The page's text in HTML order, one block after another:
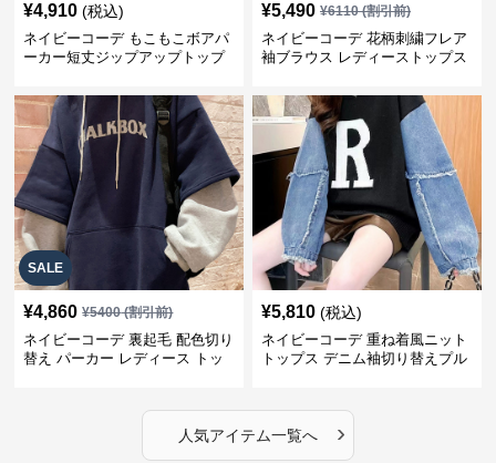
¥4,910 (税込)
ネイビーコーデ もこもこボアパ
ーカー短丈ジップアップトップ
¥5,490 ¥6110(割引前)
ネイビーコーデ 花柄刺繍フレア
袖ブラウス レディーストップス
SALE
¥4,860 ¥5400(割引前)
ネイビーコーデ 裏起毛 配色切り
替え パーカー レディース トッ
¥5,810 (税込)
ネイビーコーデ 重ね着風ニット
トップス デニム袖切り替えプル
人気アイテム一覧へ ›